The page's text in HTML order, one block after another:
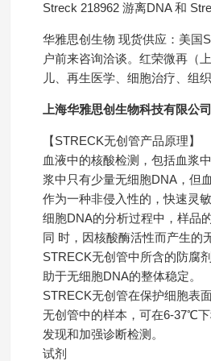
Streck 218962 游离DNA 和
华雅思创生物 现货供应：美国
户前来咨询洽谈。红荣微再（
儿、再生医学、细胞治疗、组
上海华雅思创生物科技有限
【STRECK无创管产品原理】
血液中的核酸检测，包括血浆
浆中只有少量无细胞DNA，但
作为一种非侵入性的，快速灵
细胞DNA的分析过程中，样品
同 时，因核酸酶活性而产生的
STRECK无创管中所含的防腐
助于无细胞DNA的整体稳定。
STRECK无创管在保护细胞表
无创管中的样本，可在6-37℃
发现和加强诊断检测。
试剂